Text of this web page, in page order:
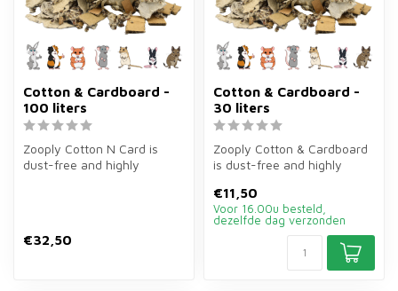
Cotton & Cardboard -
100 liters
Zooply Cotton N Card is
dust-free and highly
€32,50
Cotton & Cardboard -
30 liters
Zooply Cotton & Cardboard
is dust-free and highly
litres...
€11,50
Voor 16.00u besteld,
dezelfde dag verzonden